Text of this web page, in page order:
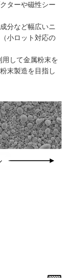
ターや磁性シー
分など幅広いニ
小ロット対応の
用して金属粉末を
末製造を目指し